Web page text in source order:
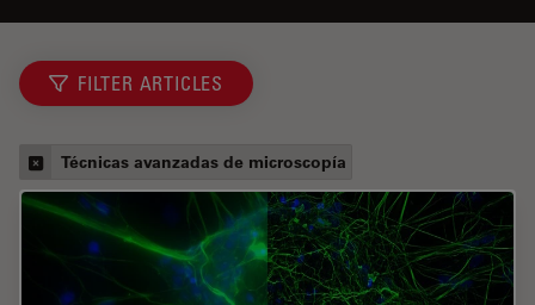
FILTER ARTICLES
Técnicas avanzadas de microscopía